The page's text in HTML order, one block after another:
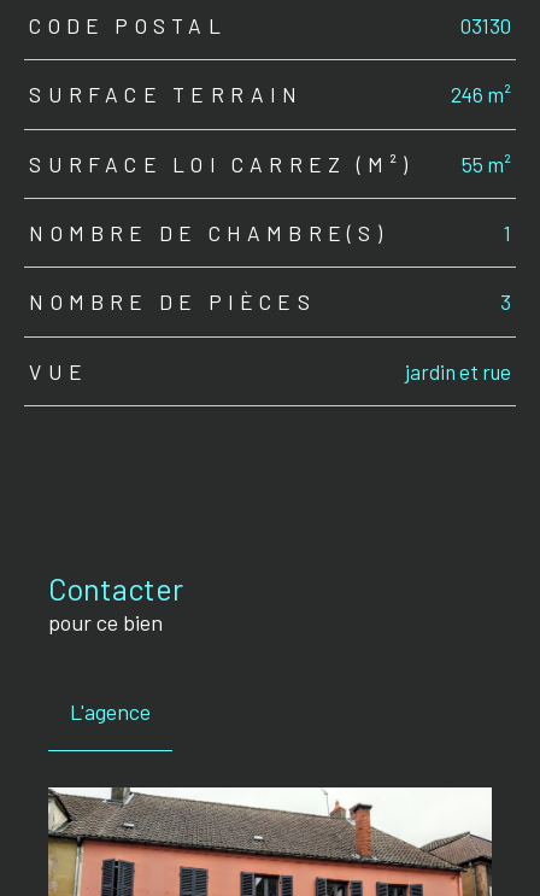
TRAD_ZEPHYR_Caracteristique TRAD_ZEPHYR_Valeurs
CODE POSTAL 03130
SURFACE TERRAIN 246 m²
SURFACE LOI CARREZ (M²) 55 m²
NOMBRE DE CHAMBRE(S) 1
NOMBRE DE PIÈCES 3
VUE jardin et rue
Contacter
pour ce bien
L'agence